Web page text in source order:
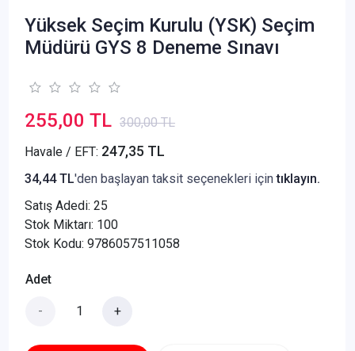
Yüksek Seçim Kurulu (YSK) Seçim
Müdürü GYS 8 Deneme Sınavı
255,00 TL 300,00 TL
Havale / EFT: 247,35 TL
34,44 TL'den başlayan taksit seçenekleri içintıklayın.
Satış Adedi: 25
Stok Miktarı: 100
Stok Kodu: 9786057511058
Adet
- +